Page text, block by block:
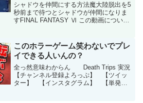
シャドウを仲間にする方法魔大陸脱出を5
秒前まで待つとシャドウが仲間になりま
すFINAL FANTASY Ⅵ この動画について
このホラーゲーム笑わないでプレ
イできる人いんの？
全っ然意味わからん Death Trips 実況
【チャンネル登録よろっぷ】 【ツイッ
ター】 【インスタグラム】 【単発実